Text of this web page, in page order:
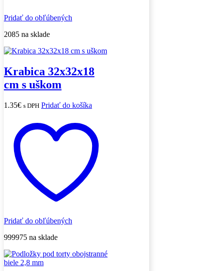
Pridať do obľúbených
2085 na sklade
Krabica 32x32x18
cm s uškom
1.35€ s DPH Pridať do košíka
Pridať do obľúbených
999975 na sklade